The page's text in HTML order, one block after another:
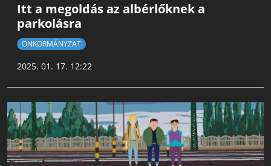
Itt a megoldás az albérlőknek a
parkolásra
ÖNKORMÁNYZAT
2025. 01. 17. 12:22